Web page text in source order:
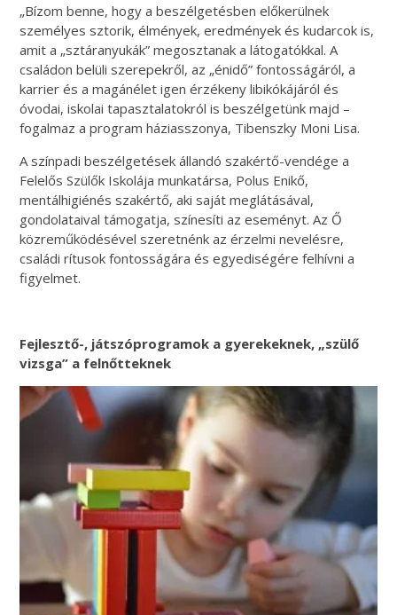
„Bízom benne, hogy a beszélgetésben előkerülnek
személyes sztorik, élmények, eredmények és kudarcok is,
amit a „sztáranyukák” megosztanak a látogatókkal. A
családon belüli szerepekről, az „énidő” fontosságáról, a
karrier és a magánélet igen érzékeny libikókájáról és
óvodai, iskolai tapasztalatokról is beszélgetünk majd –
fogalmaz a program háziasszonya, Tibenszky Moni Lisa.
A színpadi beszélgetések állandó szakértő-vendége a
Felelős Szülők Iskolája munkatársa, Polus Enikő,
mentálhigiénés szakértő, aki saját meglátásával,
gondolataival támogatja, színesíti az eseményt. Az Ő
közreműködésével szeretnénk az érzelmi nevelésre,
családi rítusok fontosságára és egyediségére felhívni a
figyelmet.
Fejlesztő-, játszóprogramok a gyerekeknek, „szülő
vizsga” a felnőtteknek